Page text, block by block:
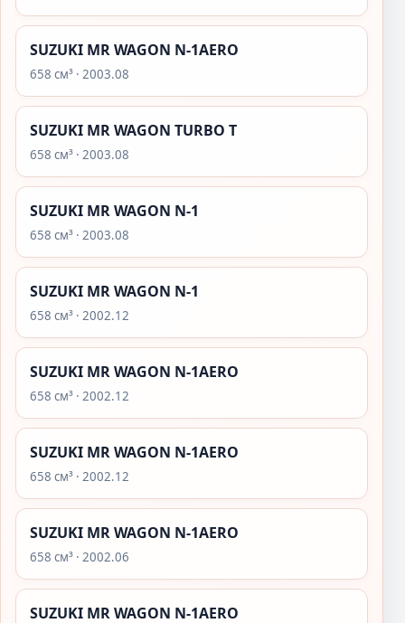
SUZUKI MR WAGON N-1AERO
658 см³ · 2003.08
SUZUKI MR WAGON TURBO T
658 см³ · 2003.08
SUZUKI MR WAGON N-1
658 см³ · 2003.08
SUZUKI MR WAGON N-1
658 см³ · 2002.12
SUZUKI MR WAGON N-1AERO
658 см³ · 2002.12
SUZUKI MR WAGON N-1AERO
658 см³ · 2002.12
SUZUKI MR WAGON N-1AERO
658 см³ · 2002.06
SUZUKI MR WAGON N-1AERO